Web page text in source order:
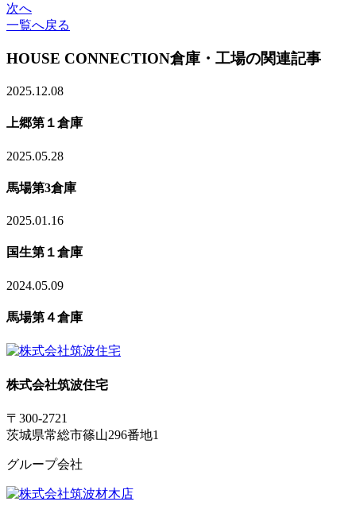
次へ
一覧へ戻る
HOUSE CONNECTION倉庫・工場の関連記事
2025.12.08
上郷第１倉庫
2025.05.28
馬場第3倉庫
2025.01.16
国生第１倉庫
2024.05.09
馬場第４倉庫
株式会社筑波住宅
〒300-2721
茨城県常総市篠山296番地1
グループ会社